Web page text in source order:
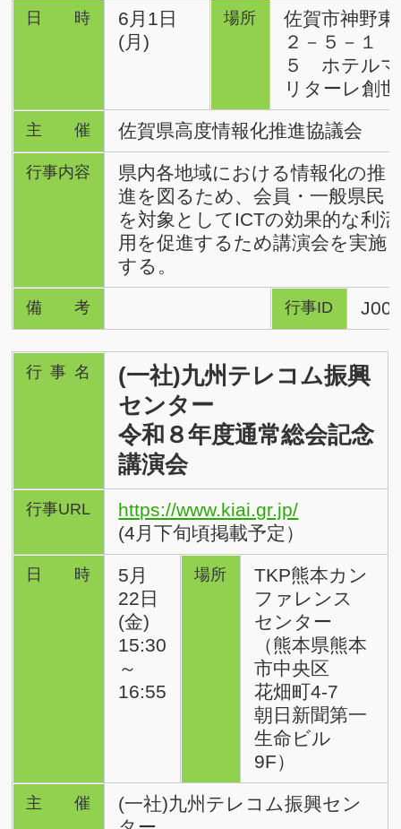
日時
6月1日
(月)
場所
佐賀市神野東
２－５－１
５ ホテルマ
リターレ創世
主催 佐賀県高度情報化推進協議会
行事内容
県内各地域における情報化の推
進を図るため、会員・一般県民
を対象としてICTの効果的な利活
用を促進するため講演会を実施
する。
備考 行事ID
行事名
(一社)九州テレコム振興
センター
令和８年度通常総会記念
講演会
行事URL
https://www.kiai.gr.jp/
(4月下旬頃掲載予定）
日時
5月
22日
(金)
15:30
～
16:55
場所
TKP熊本カン
ファレンス
センター
（熊本県熊本
市中央区
花畑町4-7
朝日新聞第一
生命ビル
9F）
主催
(一社)九州テレコム振興セン